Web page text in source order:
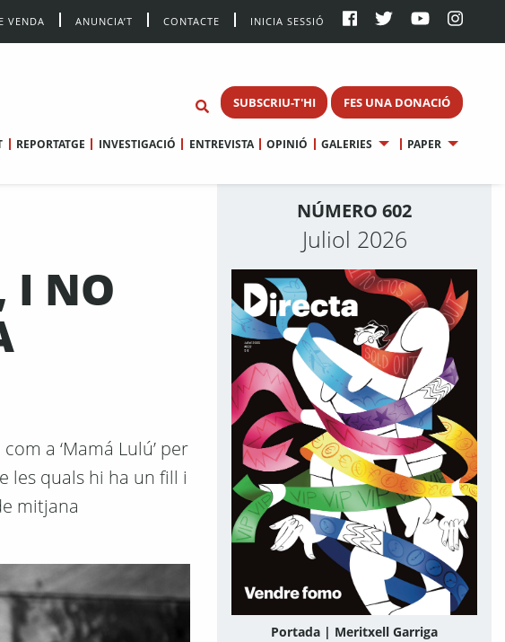
VENDA ANUNCIA’T CONTACTE INICIA SESSIÓ
SUBSCRIU-T'HI FES UNA DONACIÓ
REPORTATGE INVESTIGACIÓ ENTREVISTA OPINIÓ GALERIES PAPER
I NO
a ‘Mamá Lulú’ per
les quals hi ha un fill i
mitjana
NÚMERO 602
Juliol 2026
Portada | Meritxell Garriga